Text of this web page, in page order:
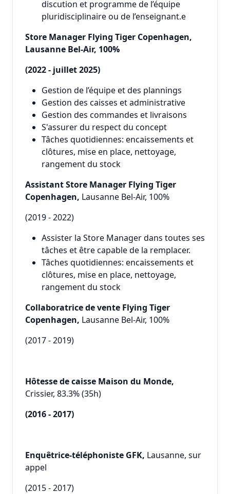
discution et programme de l’équipe
pluridisciplinaire ou de l’enseignant.e
Store Manager Flying Tiger Copenhagen,
Lausanne Bel-Air, 100%
(2022 - juillet 2025)
Gestion de l’équipe et des plannings
Gestion des caisses et administrative
Gestion des commandes et livraisons
S'assurer du respect du concept
Tâches quotidiennes: encaissements et
clôtures, mise en place, nettoyage,
rangement du stock
Assistant Store Manager Flying Tiger
Copenhagen, Lausanne Bel-Air, 100%
(2019 - 2022)
Assister la Store Manager dans toutes ses
tâches et être capable de la remplacer.
Tâches quotidiennes: encaissements et
clôtures, mise en place, nettoyage,
rangement du stock
Collaboratrice de vente Flying Tiger
Copenhagen, Lausanne Bel-Air, 100%
(2017 - 2019)
Hôtesse de caisse Maison du Monde,
Crissier, 83.3% (35h)
(2016 - 2017)
Enquêtrice-téléphoniste GFK, Lausanne, sur
appel
(2015 - 2017)